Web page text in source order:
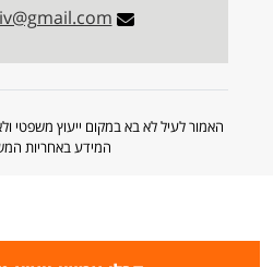
האמור לעיל לא בא במקום ייעוץ משפטי
המידע באחריות